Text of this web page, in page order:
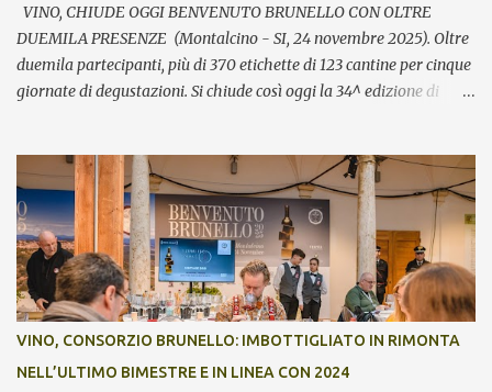
VINO, CHIUDE OGGI BENVENUTO BRUNELLO CON OLTRE
DUEMILA PRESENZE (Montalcino - SI, 24 novembre 2025). Oltre
duemila partecipanti, più di 370 etichette di 123 cantine per cinque
giornate di degustazioni. Si chiude così oggi la 34^ edizione di
Brunello di Montalcino. In assaggio nei calici, il millesimo 2021, la
Riserva 2020, il Rosso di Montalcino 2024 oltre agli altri due vini
della denominazione, il Moscadello e il Sant’Antimo, in debutto sui
mercati a partire dal 1° gennaio 2026. “Il format ibrido dell’evento
che ha visto prima la partecipazione di critica e stampa
internazionale e poi l’apertura dei banchi di assaggio al pubblico
ha registrato anche quest’anno un grande successo sia in termini di
visitatori che tra le aziende – commenta Giacomo Bartolommei,
presidente del Consorzio del vino Brunello di Montalcino -. Le
VINO, CONSORZIO BRUNELLO: IMBOTTIGLIATO IN RIMONTA
NELL’ULTIMO BIMESTRE E IN LINEA CON 2024